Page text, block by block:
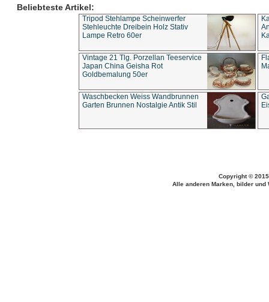
Beliebteste Artikel:
Tripod Stehlampe Scheinwerfer
Stehleuchte Dreibein Holz Stativ
Lampe Retro 60er
Vintage 21 Tlg. Porzellan Teeservice
Japan China Geisha Rot
Goldbemalung 50er
Waschbecken Weiss Wandbrunnen
Garten Brunnen Nostalgie Antik Stil
Copyright ©
Alle anderen Marken, bilder und